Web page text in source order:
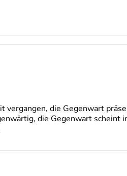
die Gegenwart
die Gegenwart